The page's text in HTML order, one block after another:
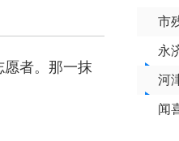
者。那一抹
市
市
彰
市
会
林
永
境
河
织
闻